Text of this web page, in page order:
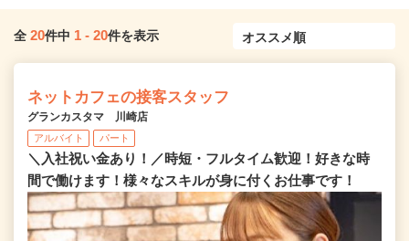
全 20件中 1 - 20件を表示
ネットカフェの接客スタッフ
グランカスタマ 川崎店
アルバイト パート
＼入社祝い金あり！／時短・フルタイム歓迎！好きな時
間で働けます！様々なスキルが身に付くお仕事です！